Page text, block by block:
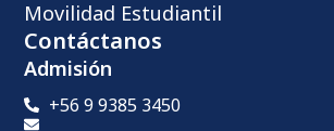
Movilidad Estudiantil
Contáctanos
Admisión
+56 9 9385 3450